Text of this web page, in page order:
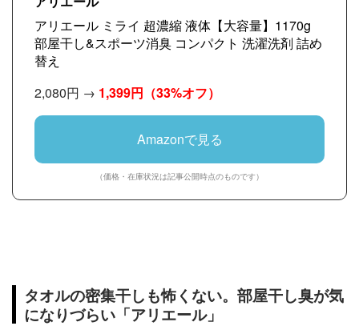
アリエール ミライ 超濃縮 液体【大容量】1170g
部屋干し&スポーツ消臭 コンパクト 洗濯洗剤 詰め
替え
2,080円 → 1,399円 （33%オフ）
Amazonで見る
（価格・在庫状況は記事公開時点のものです）
タオルの密集干しも怖くない。部屋干し臭が気
になりづらい「アリエール」